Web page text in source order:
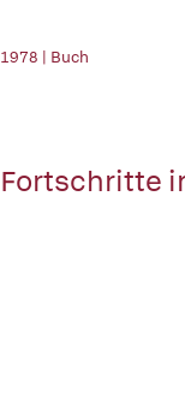
1978 | Buch
Fortschritte